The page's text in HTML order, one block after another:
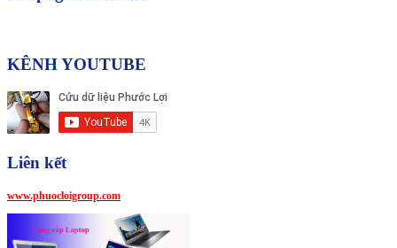
KÊNH YOUTUBE
Liên kết
www.phuocloigroup.com